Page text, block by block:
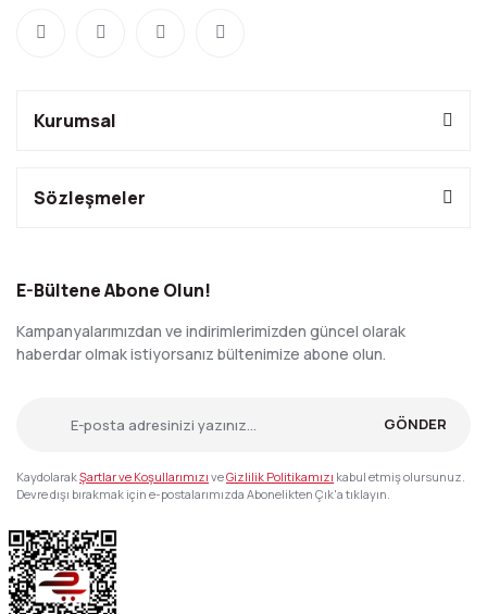
Kurumsal
Sözleşmeler
E-Bültene Abone Olun!
Kampanyalarımızdan ve indirimlerimizden güncel olarak
haberdar olmak istiyorsanız bültenimize abone olun.
GÖNDER
KaydolarakŞartlar ve Koşullarımızı veGizlilik Politikamızı kabul etmiş olursunuz.
Devre dışı bırakmak için e-postalarımızda Abonelikten Çık'a tıklayın.